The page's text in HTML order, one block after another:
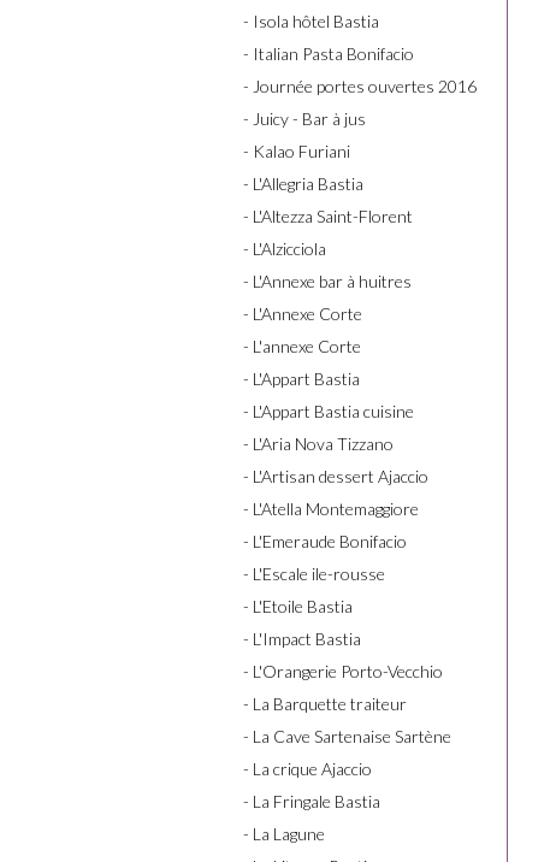
- Isola hôtel Bastia
- Italian Pasta Bonifacio
- Journée portes ouvertes 2016
- Juicy - Bar à jus
- Kalao Furiani
- L'Allegria Bastia
- L'Altezza Saint-Florent
- L'Alzicciola
- L'Annexe bar à huitres
- L'Annexe Corte
- L'annexe Corte
- L'Appart Bastia
- L'Appart Bastia cuisine
- L'Aria Nova Tizzano
- L'Artisan dessert Ajaccio
- L'Atella Montemaggiore
- L'Emeraude Bonifacio
- L'Escale ile-rousse
- L'Etoile Bastia
- L'Impact Bastia
- L'Orangerie Porto-Vecchio
- La Barquette traiteur
- La Cave Sartenaise Sartène
- La crique Ajaccio
- La Fringale Bastia
- La Lagune